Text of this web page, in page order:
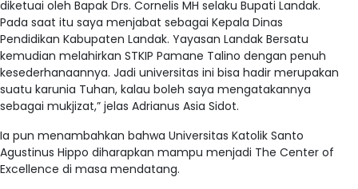
diketuai oleh Bapak Drs. Cornelis MH selaku Bupati Landak.
Pada saat itu saya menjabat sebagai Kepala Dinas
Pendidikan Kabupaten Landak. Yayasan Landak Bersatu
kemudian melahirkan STKIP Pamane Talino dengan penuh
kesederhanaannya. Jadi universitas ini bisa hadir merupakan
suatu karunia Tuhan, kalau boleh saya mengatakannya
sebagai mukjizat,” jelas Adrianus Asia Sidot.
Ia pun menambahkan bahwa Universitas Katolik Santo
Agustinus Hippo diharapkan mampu menjadi The Center of
Excellence di masa mendatang.